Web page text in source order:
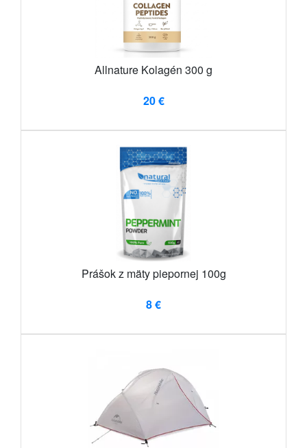
Allnature Kolagén 300 g
20 €
Prášok z mäty piepornej 100g
8 €